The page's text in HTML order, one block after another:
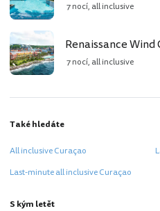
7 nocí, all inclusive
Renaissance
7 nocí, all inclusive
Také hledáte
All inclusive Curaçao
Last-minute all inclusive Curaçao
S kým letět